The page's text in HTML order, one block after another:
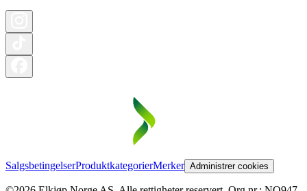
SalgsbetingelserProduktkategorierMerker Administrer cookies